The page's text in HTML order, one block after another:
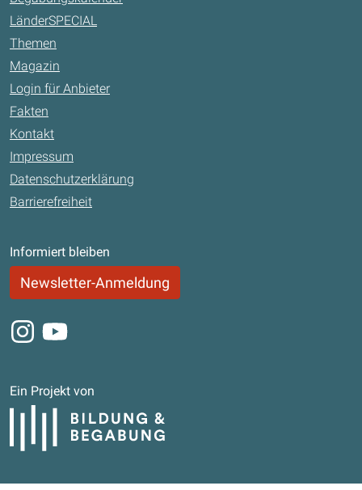
LänderSPECIAL
Themen
Magazin
Login für Anbieter
Fakten
Kontakt
Impressum
Datenschutzerklärung
Barrierefreiheit
Informiert bleiben
Newsletter-Anmeldung
Instagram
Youtube
Ein Projekt von
Bildung und Begabung